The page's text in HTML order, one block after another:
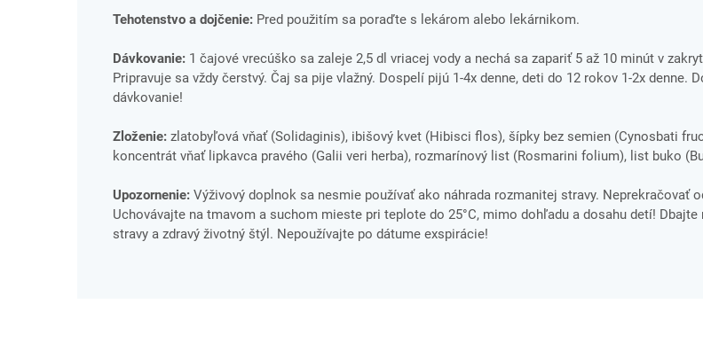
Tehotenstvo a dojčenie: Pred použitím sa poraďte s lekárom alebo lekárnikom.
Dávkovanie: 1 čajové vrecúško sa zaleje 2,5 dl vriacej vody a nechá sa zapariť 5 až 10 minút v
Pripravuje sa vždy čerstvý. Čaj sa pije vlažný. Dospelí pijú 1-4x denne, deti do 12 rokov 1-2x denne.
dávkovanie!
Zloženie: zlatobyľová vňať (Solidaginis), ibišový kvet (Hibisci flos), šípky bez semien (Cynosbati
koncentrát vňať lipkavca pravého (Galii veri herba), rozmarínový list (Rosmarini folium), list buko
Upozornenie: Výživový doplnok sa nesmie používať ako náhrada rozmanitej stravy. Neprekračovať
Uchovávajte na tmavom a suchom mieste pri teplote do 25°C, mimo dohľadu a dosahu detí! Dbajte
stravy a zdravý životný štýl. Nepoužívajte po dátume exspirácie!